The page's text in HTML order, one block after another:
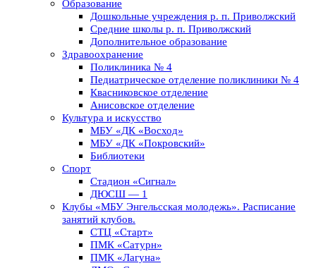
Образование
Дошкольные учреждения р. п. Приволжский
Средние школы р. п. Приволжский
Дополнительное образование
Здравоохранение
Поликлиника № 4
Педиатрическое отделение поликлиники № 4
Квасниковское отделение
Анисовское отделение
Культура и искусство
МБУ «ДК «Восход»
МБУ «ДК «Покровский»
Библиотеки
Спорт
Стадион «Сигнал»
ДЮСШ — 1
Клубы «МБУ Энгельсская молодежь». Расписание
занятий клубов.
СТЦ «Старт»
ПМК «Сатурн»
ПМК «Лагуна»